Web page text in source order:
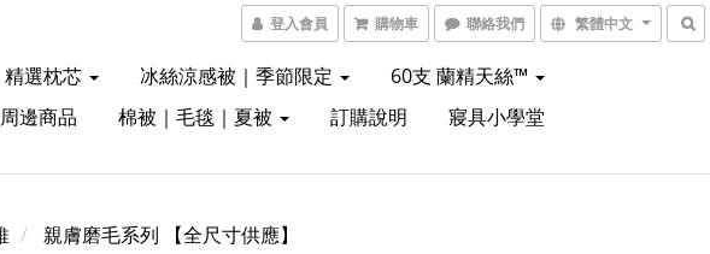
登入會員 購物車 聯絡我們 繁體中文
精選枕芯 冰絲涼感被｜季節限定
60支 蘭精天絲™
邊商品 棉被｜毛毯｜夏被 訂購說明 寢具小學堂
親膚磨毛系列 【全尺寸供應】